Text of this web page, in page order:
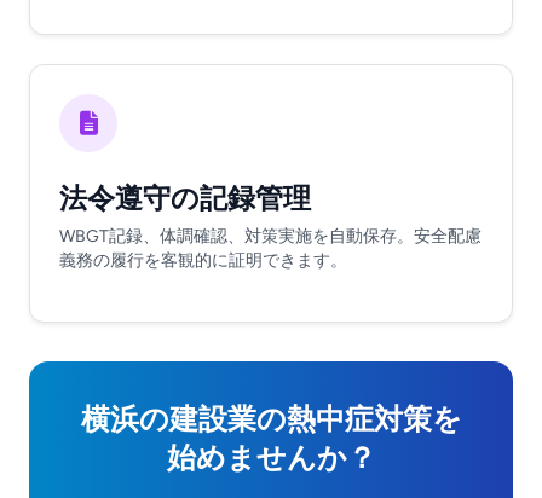
法令遵守の記録管理
WBGT記録、体調確認、対策実施を自動保存。安全配慮
義務の履行を客観的に証明できます。
横浜の建設業の熱中症対策を
始めませんか？